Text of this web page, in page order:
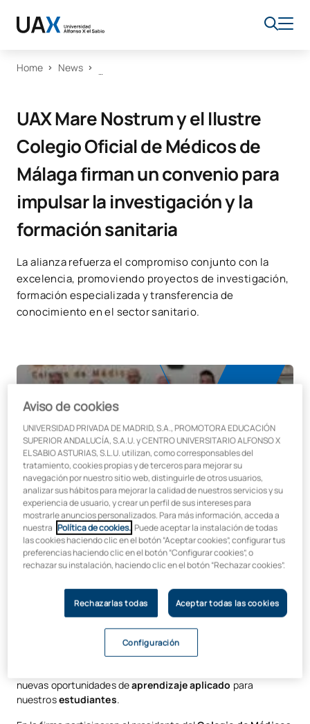
Home News
UAX Mare Nostrum y el Ilustre
Colegio Oficial de Médicos de
Málaga firman un convenio para
impulsar la investigación y la
formación sanitaria
La alianza refuerza el compromiso conjunto con la
excelencia, promoviendo proyectos de investigación,
formación especializada y transferencia de
conocimiento en el sector sanitario.
UAX Mare Nostrumfirmaun nuevoconvenio de
Médicos de Málagacon el objetivo de impulsar de manera
formación sanitaria
desarrollo académicovinculado al ámbito de la
acuerdo refuerza nuestrocompromiso con la excelencia
y con la conexión directa entre el
nuevas oportunidades deaprendizaje aplicado para
nuestrosestudiantes.
Aviso de cookies
UNIVERSIDAD PRIVADA DE MADRID, S.A., PROMOTORA EDUCACIÓN
SUPERIOR ANDALUCÍA, S.A.U. y CENTRO UNIVERSITARIO ALFONSO X
EL SABIO ASTURIAS, S.L.U. utilizan, como corresponsables del
tratamiento, cookies propias y de terceros para mejorar su
navegación por nuestro sitio web, distinguirle de otros usuarios,
analizar sus hábitos para mejorar la calidad de nuestros servicios y su
experiencia de usuario, y crear un perfil de sus intereses para
mostrarle anuncios personalizados. Para más información, acceda a
nuestra Política de cookies. . Puede aceptar la instalación de todas
las cookies haciendo clic en el botón “Aceptar cookies”, configurar tus
preferencias haciendo clic en el botón “Configurar cookies”, o
rechazar su instalación, haciendo clic en el botón “Rechazar cookies”.
Rechazarlas todas Aceptar todas las cookies
Configuración